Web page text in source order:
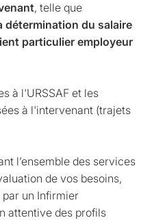
, telle que
détermination du salaire
particulier employeur
à l'URSSAF et les
à l'intervenant (trajets
l’ensemble des services
de vos besoins,
un Infirmier
attentive des profils